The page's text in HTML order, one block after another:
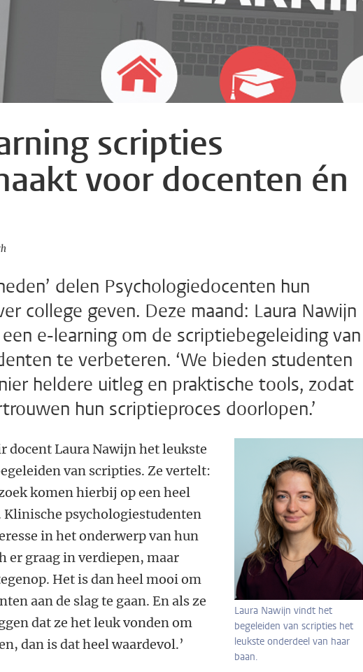
scripties
voor docenten én
delen Psychologiedocenten hun
college geven. Deze maand: Laura Nawijn
e-learning om de scriptiebegeleiding van
te verbeteren. ‘We bieden studenten
heldere uitleg en praktische tools, zodat
hun scriptieproces doorlopen.’
Laura Nawijn vindt het
begeleiden van scripties het
leukste onderdeel van haar
baan.
docent Laura Nawijn het leukste
van scripties. Ze vertelt:
komen hierbij op een heel
Klinische psychologiestudenten
in het onderwerp van hun
er graag in verdiepen, maar
Het is dan heel mooi om
aan de slag te gaan. En als ze
dat ze het leuk vonden om
dan is dat heel waardevol.’